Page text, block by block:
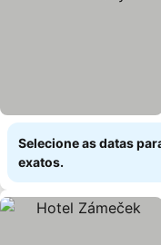
Selecione as datas
exatos.